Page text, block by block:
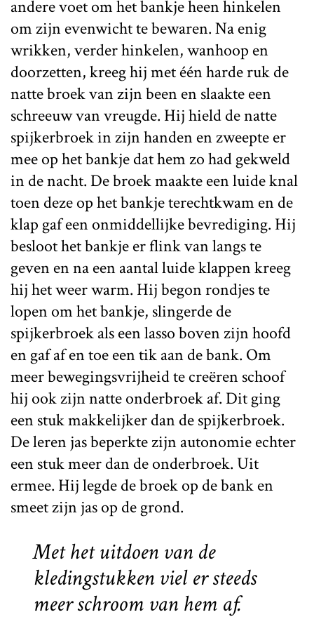
andere voet om het bankje heen hinkelen
om zijn evenwicht te bewaren. Na enig
wrikken, verder hinkelen, wanhoop en
doorzetten, kreeg hij met één harde ruk de
natte broek van zijn been en slaakte een
schreeuw van vreugde. Hij hield de natte
spijkerbroek in zijn handen en zweepte er
mee op het bankje dat hem zo had gekweld
in de nacht. De broek maakte een luide knal
toen deze op het bankje terechtkwam en de
klap gaf een onmiddellijke bevrediging. Hij
besloot het bankje er flink van langs te
geven en na een aantal luide klappen kreeg
hij het weer warm. Hij begon rondjes te
lopen om het bankje, slingerde de
spijkerbroek als een lasso boven zijn hoofd
en gaf af en toe een tik aan de bank. Om
meer bewegingsvrijheid te creëren schoof
hij ook zijn natte onderbroek af. Dit ging
een stuk makkelijker dan de spijkerbroek.
De leren jas beperkte zijn autonomie echter
een stuk meer dan de onderbroek. Uit
ermee. Hij legde de broek op de bank en
smeet zijn jas op de grond.
Met het uitdoen van de
kledingstukken viel er steeds
meer schroom van hem af.